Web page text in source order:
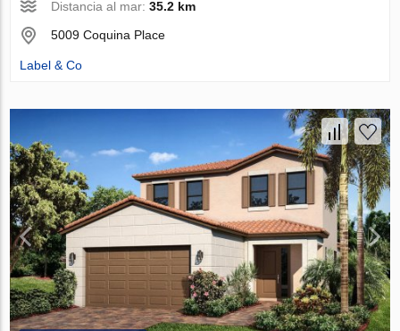
Distancia al mar:35.2 km
5009 Coquina Place
Label & Co